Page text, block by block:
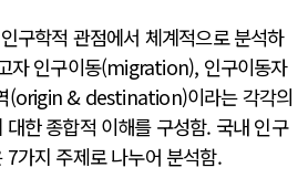
구학적 관점에서 체계적으로 분석하
자 인구이동(migration), 인구이동자
(origin & destination)이라는 각각의
한 종합적 이해를 구성함. 국내 인구
가지 주제로 나누어 분석함.